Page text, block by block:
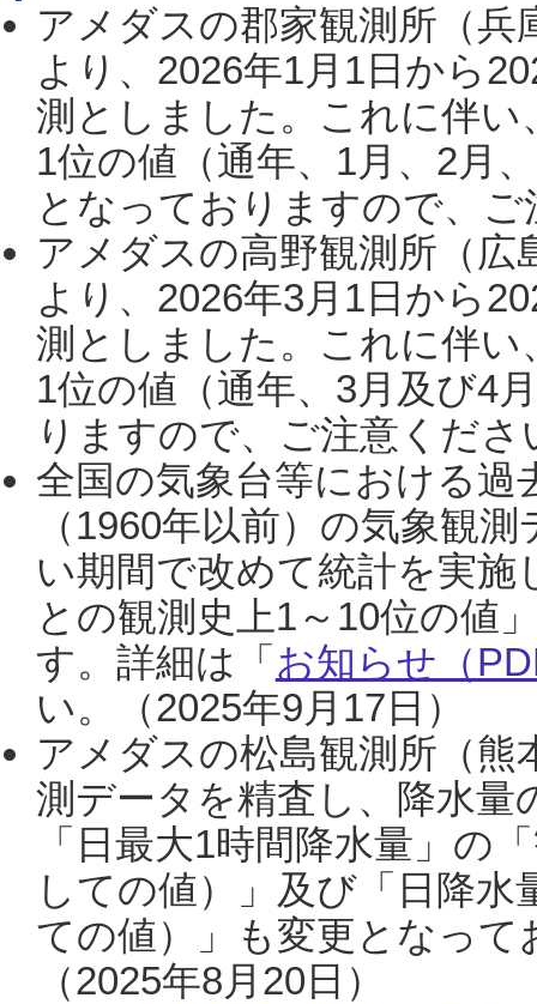
アメダスの郡家観測所（
より、2026年1月1日から
測としました。これに伴い
1位の値（通年、1月、2月
となっておりますので、
アメダスの高野観測所（
より、2026年3月1日から
測としました。これに伴い
1位の値（通年、3月及び4
りますので、ご注意くだ
全国の気象台等における過
（1960年以前）の気象観
い期間で改めて統計を実
との観測史上1～10位の値
す。詳細は「 お知らせ（
い。（2025年9月17日）
アメダスの松島観測所（熊
測データを精査し、降水
「日最大1時間降水量」の
しての値）」及び「日降
ての値）」も変更となっ
（2025年8月20日）